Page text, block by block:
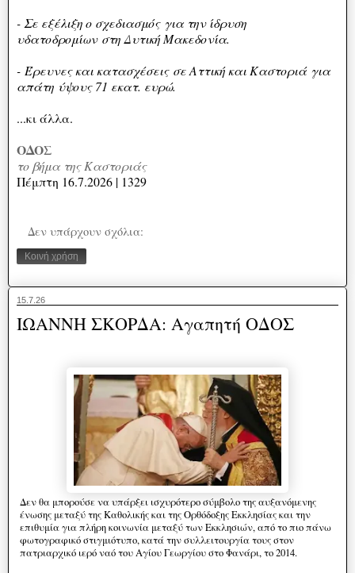
- Σε εξέλιξη ο σχεδιασμός για την ίδρυση
υδατοδρομίων στη Δυτική Μακεδονία.
- Έρευνες και κατασχέσεις σε Αττική και Καστοριά για
απάτη ύψους 71 εκατ. ευρώ.
...κι άλλα.
ΟΔΟΣ
το βήμα της Καστοριάς
Πέμπτη 16.7.2026 | 1329
Δεν υπάρχουν σχόλια:
Κοινή χρήση
15.7.26
ΙΩΑΝΝΗ ΣΚΟΡΔΑ: Αγαπητή ΟΔΟΣ
Δεν θα μπορούσε να υπάρξει ισχυρότερο σύμβολο της αυξανόμενης
ένωσης μεταξύ της Καθολικής και της Ορθόδοξης Εκκλησίας και την
επιθυμία για πλήρη κοινωνία μεταξύ των Εκκλησιών, από το πιο πάνω
φωτογραφικό στιγμιότυπο, κατά την συλλειτουργία τους στον
πατριαρχικό ιερό ναό του Αγίου Γεωργίου στο Φανάρι, το 2014.